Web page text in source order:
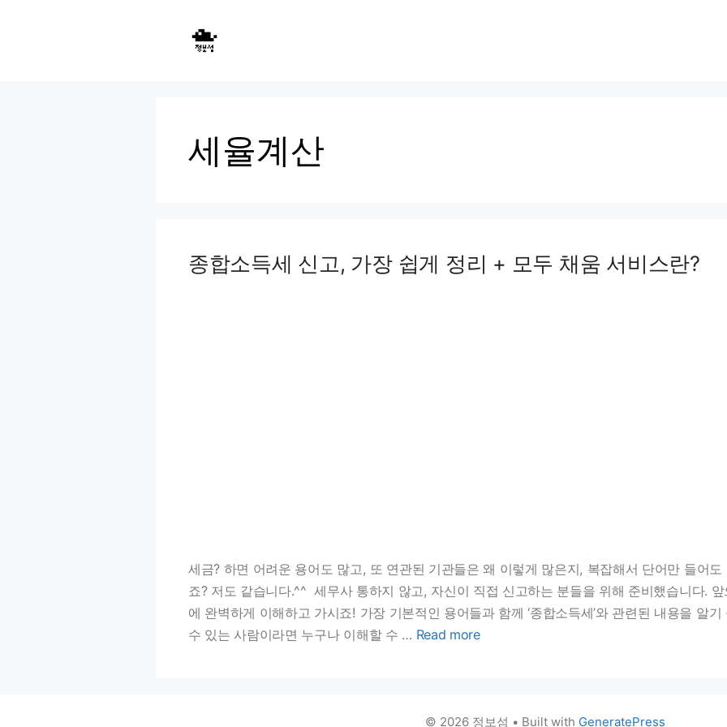
세율계산
종합소득세 신고, 가장 쉽게 정리 + 모두 채움 서비스란?
세금? 하면 어려운 용어도 많고, 또 연관된 기관들은 왜 이렇게 많은지, 복잡해서 단어만 들어
죠? 저도 같습니다.^^ 세무사 통하지 않고, 자신이 직접 신고하는 분들을 위해 준비했습니다.
에 완벽하게 이해하고 가시죠! 가장 기본적인 용어들과 함께 ‘종합소득세’와 관련된 내용을 알
수 있는 사람이라면 누구나 이해할 수 … Read more
© 2026 정보섬 • Built with GeneratePress